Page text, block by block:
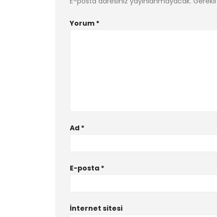
Yorum *
Ad *
E-posta *
İnternet sitesi